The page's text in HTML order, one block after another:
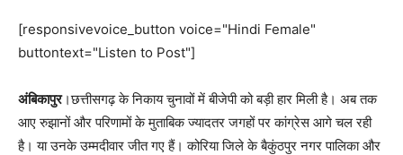
[responsivevoice_button voice="Hindi Female"
buttontext="Listen to Post"]
अंबिकापुर।छत्तीसगढ़ के निकाय चुनावों में बीजेपी को बड़ी हार मिली है। अब तक
आए रुझानों और परिणामों के मुताबिक ज्यादतर जगहों पर कांग्रेस आगे चल रही
है। या उनके उम्मदीवार जीत गए हैं। कोरिया जिले के बैकुंठपुर नगर पालिका और